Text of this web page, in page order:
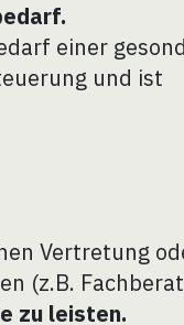
einer
und ist
Vertretung
(z.B.
zu leisten.